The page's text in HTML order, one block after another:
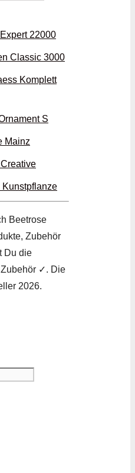
22000
Classic 3000
Komplett
S
Mainz
Kunstpflanze
Beetrose
Zubehör
Du die
✓. Die
2026.